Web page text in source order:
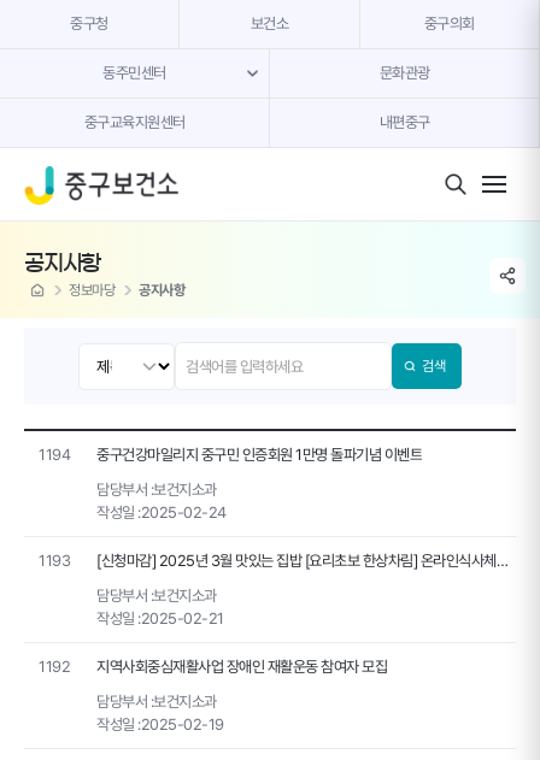
중구청 보건소 중구의회
동주민센터 문화관광
중구교육지원센터 내편중구
공지사항
home 정보마당 공지사항
share
검색
1194
중구건강마일리지 중구민 인증회원 1만명 돌파기념 이벤트
담당부서 :보건지소과
작성일 :2025-02-24
1193
[신청마감] 2025년 3월 맛있는 집밥 [요리초보 한상차림] 온라인식사체험교육 신청안내
담당부서 :보건지소과
작성일 :2025-02-21
1192
지역사회중심재활사업 장애인 재활운동 참여자 모집
담당부서 :보건지소과
작성일 :2025-02-19